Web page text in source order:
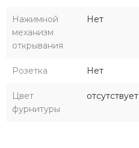
Нажимной
механизм
открывания
Нет
Розетка Нет
Цвет
фурнитуры
отсутствует